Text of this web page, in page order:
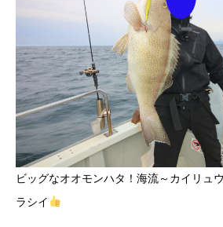
ビッグなオオモンハタ！海流～カイリュ
ラシイ